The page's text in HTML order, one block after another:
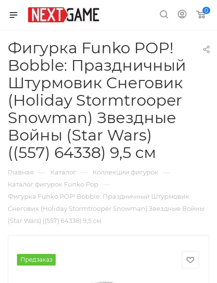
0
Фигурка Funko POP!
Bobble: Праздничный
Штурмовик Снеговик
(Holiday Stormtrooper
Snowman) Звездные
Войны (Star Wars)
((557) 64338) 9,5 см
Главная — Каталог — Коллекции фигурок —
Каталог фигурок Funko Pop —
Фигурка Funko POP! Bobble: Праздничный Штурмовик
Снеговик (Holiday Stormtrooper Snowman) Звездные Войны
(Star Wars) ((557) 64338) 9,5 см
Предзаказ